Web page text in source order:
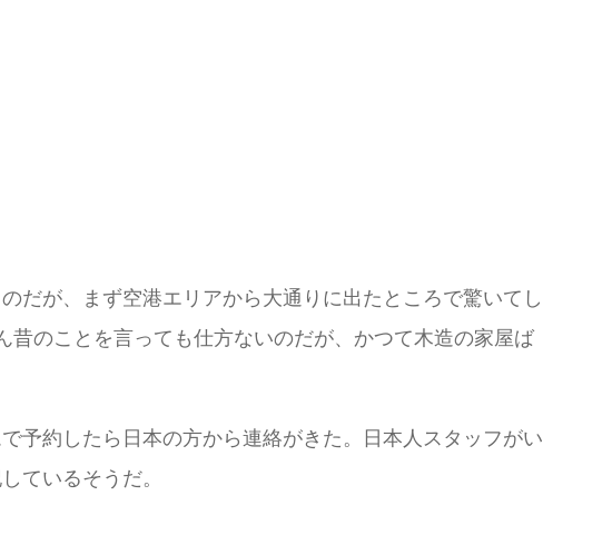
だが、まず空港エリアから大通りに出たところで驚いてし
のことを言っても仕方ないのだが、かつて木造の家屋ば
予約したら日本の方から連絡がきた。日本人スタッフがい
ているそうだ。